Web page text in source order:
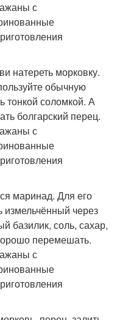
натереть морковку.
обычную
тонкой соломкой. А
болгарский перец.
маринад. Для его
через
базилик, соль, сахар,
перемешать.